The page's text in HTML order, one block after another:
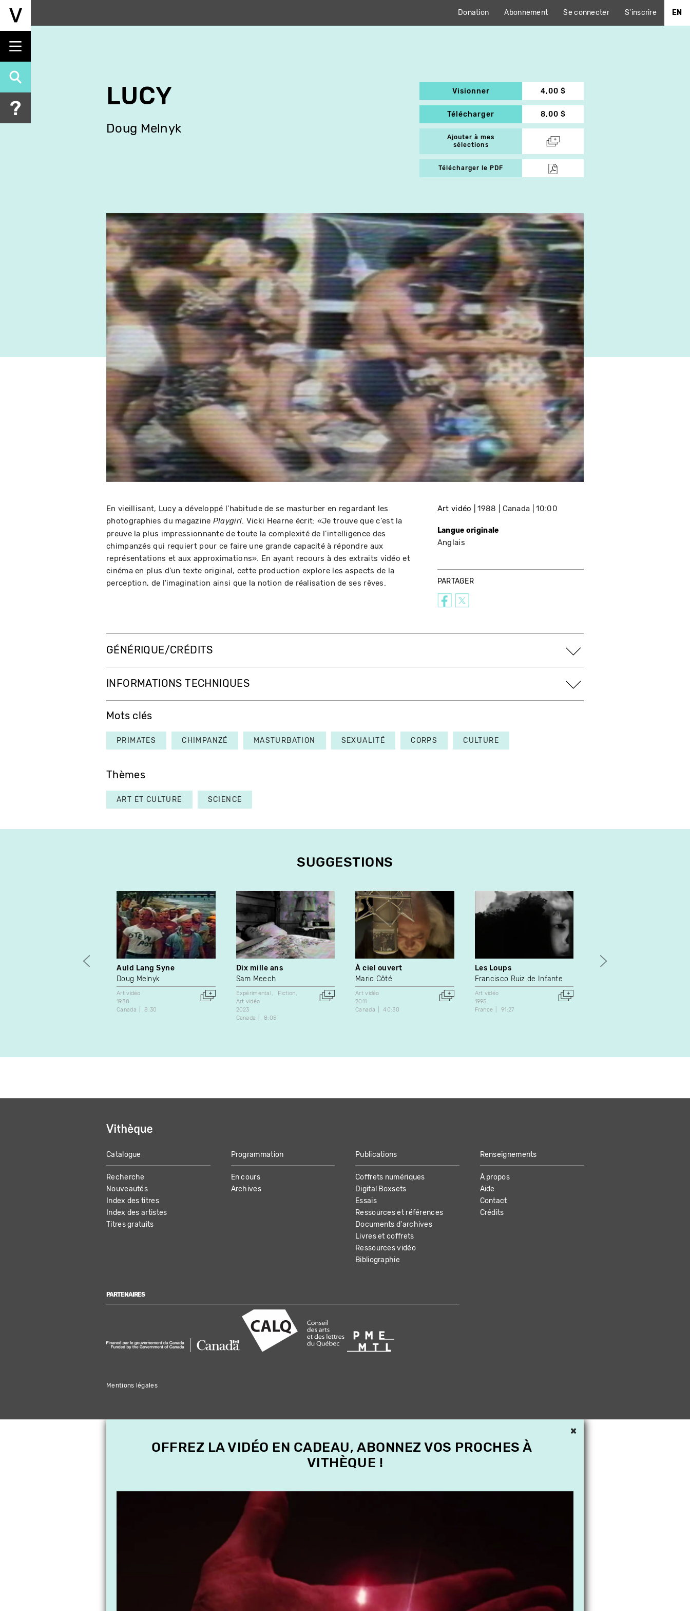
Aller
principal
Donation Abonnement Se connecter S'inscrire EN
LUCY
Doug Melnyk
Visionner 4,00 $
Télécharger 8,00 $
Ajouter à mes
sélections
Télécharger le PDF
En vieillisant, Lucy a développé l'habitude de se masturber en regardant les
photographies du magazine Playgirl. Vicki Hearne écrit: «Je trouve que c'est la
preuve la plus impressionnante de toute la complexité de l'intelligence des
chimpanzés qui requiert pour ce faire une grande capacité à répondre aux
représentations et aux approximations». En ayant recours à des extraits vidéo et
cinéma en plus d'un texte original, cette production explore les aspects de la
perception, de l'imagination ainsi que la notion de réalisation de ses rêves.
Art vidéo 1988 Canada 10:00
Langue originale
Anglais
PARTAGER
GÉNÉRIQUE/CRÉDITS
INFORMATIONS TECHNIQUES
Mots clés
PRIMATES CHIMPANZÉ MASTURBATION SEXUALITÉ CORPS CULTURE
Thèmes
ART ET CULTURE SCIENCE
SUGGESTIONS
Auld Lang Syne
Doug Melnyk
Art vidéo
1988
Canada
8:30
Dix mille ans
Sam Meech
Expérimental
Fiction
Art vidéo
2023
Canada
8:05
À ciel ouvert
Mario Côté
Art vidéo
2011
Canada
40:30
Les Loups
Francisco Ruiz de Infante
Art vidéo
1995
France
91:27
Struggles
MAIN
NAVIGATION
Catalogue
Recherche
Nouveautés
Index des titres
Index des artistes
Titres gratuits
Programmation
En cours
Archives
Publications
Coffrets numériques
Digital Boxsets
Essais
Ressources et références
Documents d'archives
Livres et coffrets
Ressources vidéo
Bibliographie
Renseignements
À propos
Aide
Contact
Crédits
PARTENAIRES
Mentions légales
×
OFFREZ LA VIDÉO EN CADEAU, ABONNEZ VOS PROCHES À
VITHÈQUE !